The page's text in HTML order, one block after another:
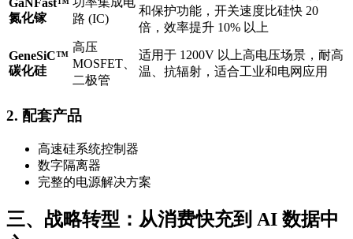
氮化镓
路 (IC)
和保护功能，开关速度比硅快 20
倍，效率提升 10% 以上
GeneSiC™
碳化硅
高压
MOSFET、
二极管
适用于 1200V 以上高电压场景，耐高
温、抗辐射，适合工业和电网应用
2. 配套产品
高速硅系统控制器
数字隔离器
完整的电源解决方案
三、战略转型：从消费快充到 AI 数据中